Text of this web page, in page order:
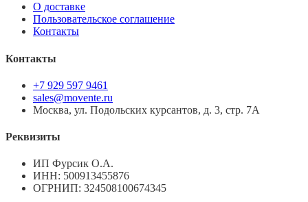
О доставке
Пользовательское соглашение
Контакты
Контакты
+7 929 597 9461
sales@movente.ru
Москва, ул. Подольских курсантов, д. 3, стр. 7А
Реквизиты
ИП Фурсик О.А.
ИНН: 500913455876
ОГРНИП: 324508100674345